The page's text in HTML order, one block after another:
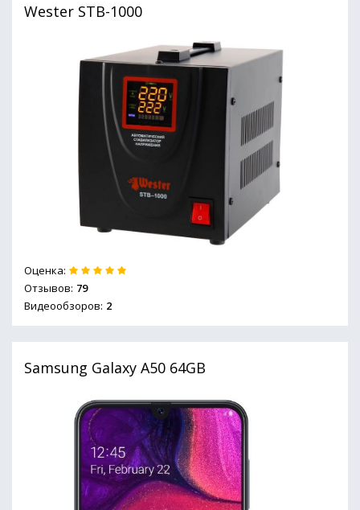
Wester STB-1000
Оценка:
Отзывов: 79
Видеообзоров: 2
Samsung Galaxy A50 64GB